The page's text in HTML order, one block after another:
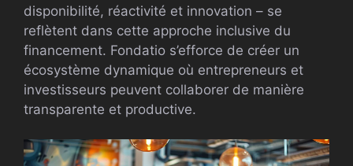
disponibilité, réactivité et innovation – se
reflètent dans cette approche inclusive du
financement. Fondatio s’efforce de créer un
écosystème dynamique où entrepreneurs et
investisseurs peuvent collaborer de manière
transparente et productive.